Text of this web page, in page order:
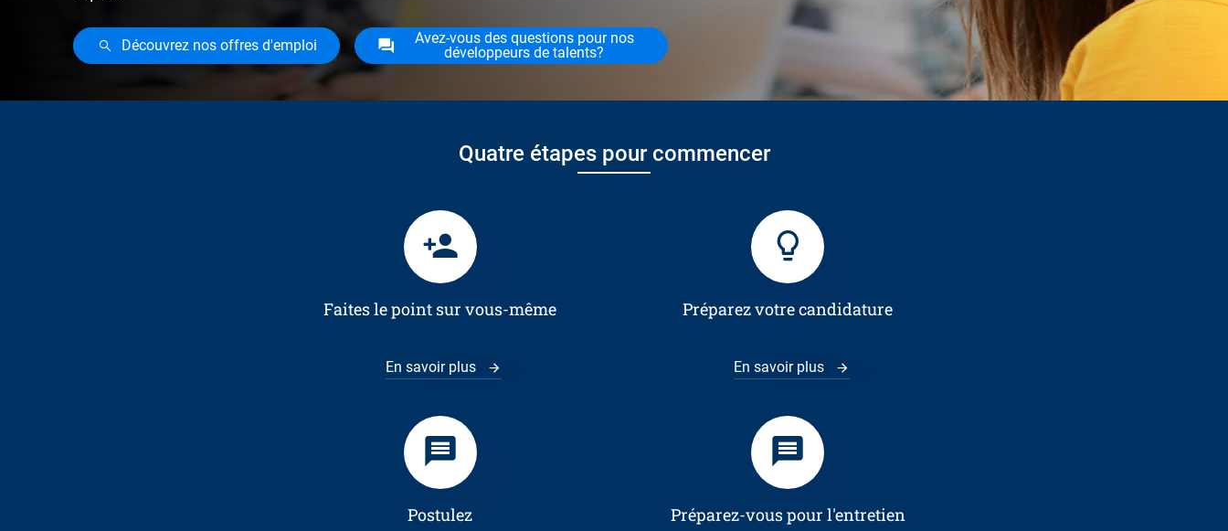
Découvrez nos offres d'emploi
Avez-vous des questions pour nos
développeurs de talents?
Quatre étapes pour commencer
Faites le point sur vous-même
En savoir plus
Préparez votre candidature
En savoir plus
Postulez Préparez-vous pour l'entretien